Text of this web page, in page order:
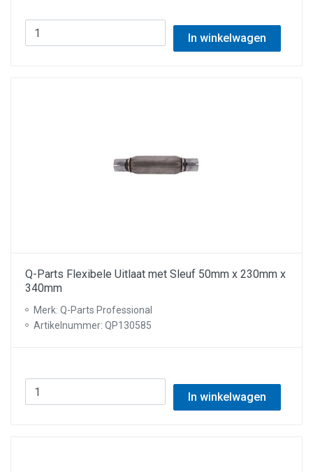
In winkelwagen
Q-Parts Flexibele Uitlaat met Sleuf 50mm x 230mm x
340mm
Merk: Q-Parts Professional
Artikelnummer: QP130585
In winkelwagen